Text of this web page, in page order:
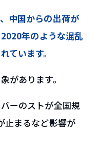
中国からの出荷が
年のような混乱
ています。
があります。
ーのストが全国規
止まるなど影響が